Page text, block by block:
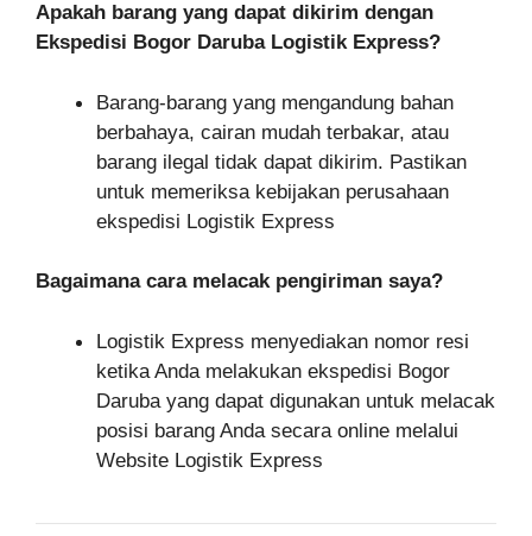
Apakah barang yang dapat dikirim dengan
Ekspedisi Bogor Daruba Logistik Express?
Barang-barang yang mengandung bahan
berbahaya, cairan mudah terbakar, atau
barang ilegal tidak dapat dikirim. Pastikan
untuk memeriksa kebijakan perusahaan
ekspedisi Logistik Express
Bagaimana cara melacak pengiriman saya?
Logistik Express menyediakan nomor resi
ketika Anda melakukan ekspedisi Bogor
Daruba yang dapat digunakan untuk melacak
posisi barang Anda secara online melalui
Website Logistik Express